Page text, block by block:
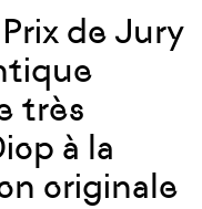
de Jury
très
à la
originale